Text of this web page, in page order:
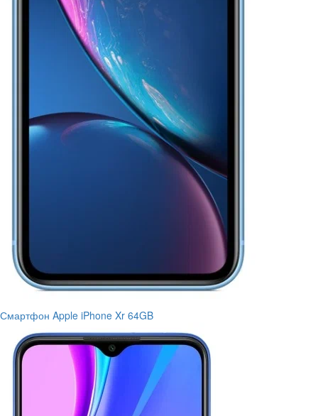
Смартфон Apple iPhone Xr 64GB